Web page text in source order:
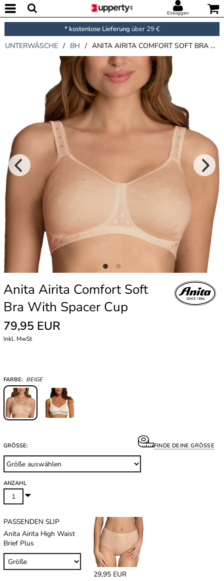
Einloggen
* kostenlose Lieferung über 29 €
UNTERWÄSCHE / BH / ANITA AIRITA COMFORT SOFT BRA WITH SPACER CUP
Anita Airita Comfort Soft
Bra With Spacer Cup
79,95 EUR
Inkl. MwSt
FARBE: BEIGE
GRÖSSE: FINDE DEINE GRÖSSE
ANZAHL
PASSENDEN SLIP
Anita Airita High Waist
Brief Plus
29,95 EUR